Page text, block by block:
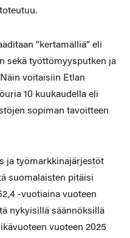
”kertamälliä” eli
sekä työttömyysputken ja
voitaisiin Etlan
10 kuukaudella eli
sopiman tavoitteen
ja työmarkkinajärjestöt
suomalaisten pitäisi
-vuotiaina vuoteen
nykyisillä säännöksillä
vuoteen 2025